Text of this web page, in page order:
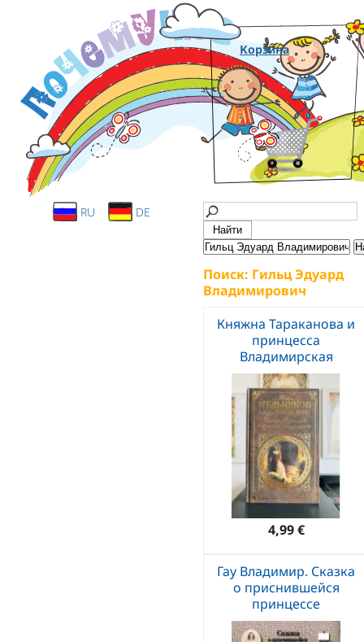
Корзина
RU DE
Поиск: Гильц Эдуард
Владимирович
Княжна Тараканова и
принцесса
Владимирская
4,99 €
Гау Владимир. Сказка
о приснившейся
принцессе